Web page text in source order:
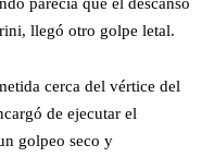
llegó otro golpe letal.
cerca del vértice del
de ejecutar el
golpeo seco y